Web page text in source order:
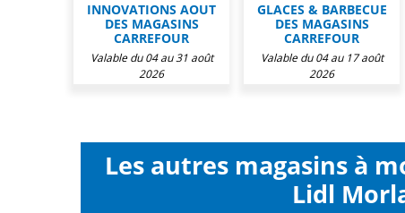
INNOVATIONS AOUT
DES MAGASINS
CARREFOUR
Valable du 04 au 31 août
2026
GLACES & BARBECUE
DES MAGASINS
CARREFOUR
Valable du 04 au 17 août
2026
Les autres magasins à
Lidl